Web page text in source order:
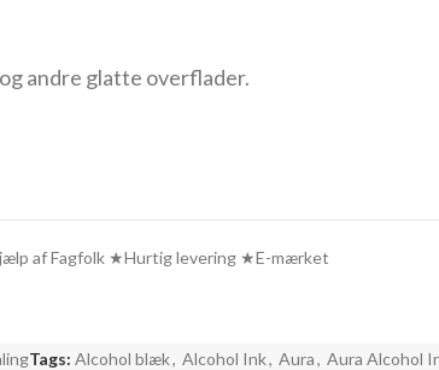
andre glatte overflader.
af Fagfolk ★Hurtig levering ★E-mærket
Tags: Alcohol blæk, Alcohol Ink, Aura, Aura Alcohol